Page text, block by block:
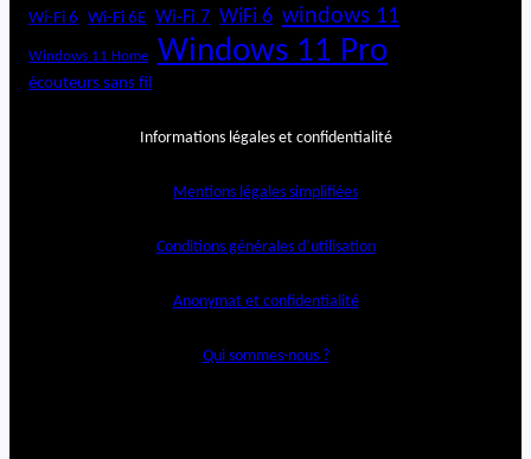
Wi-Fi 6 Wi-Fi 6E Wi-Fi 7 WiFi 6 windows 11
Windows 11 Home Windows 11 Pro
écouteurs sans fil
Informations légales et confidentialité
Mentions légales simplifiées
Conditions générales d’utilisation
Anonymat et confidentialité
Qui sommes-nous ?